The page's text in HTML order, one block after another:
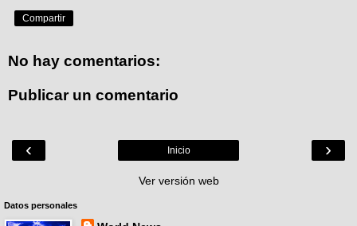
Compartir
No hay comentarios:
Publicar un comentario
‹ ›
Inicio
Ver versión web
Datos personales